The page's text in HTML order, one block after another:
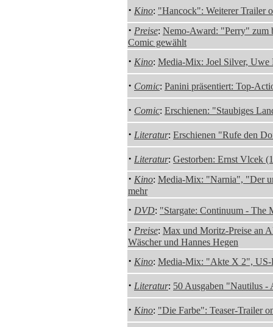
· Kino: "Hancock": Weiterer Trailer
· Preise: Nemo-Award: "Perry" zum
Comic gewählt
· Kino: Media-Mix: Joel Silver, Uwe
· Comic: Panini präsentiert: Top-
· Comic: Erschienen: "Staubiges
· Literatur: Erschienen "Rufe den
· Literatur: Gestorben: Ernst Vlcek
· Kino: Media-Mix: "Narnia", "Der
mehr
· DVD: "Stargate: Continuum - The
· Preise: Max und Moritz-Preise an
Wäscher und Hannes Hegen
· Kino: Media-Mix: "Akte X 2", US-
· Literatur: 50 Ausgaben "Nautilus -
· Kino: "Die Farbe": Teaser-Trailer